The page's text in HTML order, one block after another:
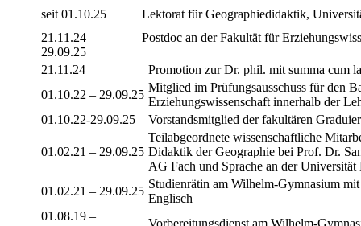
seit 01.10.25
Lektorat für Geographiedidaktik,
21.11.24–
29.09.25
Postdoc an der Fakultät für
21.11.24
Promotion zur Dr. phil. mit summa cum
01.10.22 – 29.09.25
Mitglied im Prüfungsausschuss für den
Erziehungswissenschaft innerhalb der
01.10.22-29.09.25
Vorstandsmitglied der fakultären
01.02.21 – 29.09.25
Teilabgeordnete wissenschaftliche
Didaktik der Geographie bei Prof. Dr.
AG Fach und Sprache an der Universität
01.02.21 – 29.09.25
Studienrätin am Wilhelm-Gymnasium
Englisch
01.08.19 –
Vorbereitungsdienst am Wilhelm-